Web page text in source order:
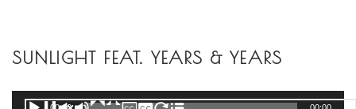
SUNLIGHT FEAT. YEARS & YEARS
Lecteur